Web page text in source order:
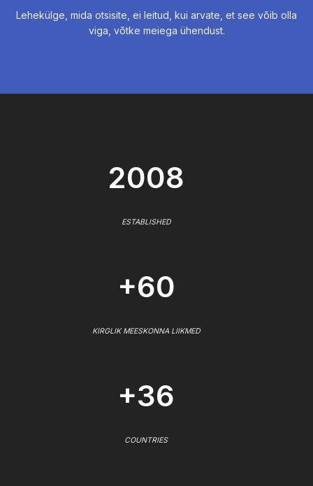
Lehekülge, mida otsisite, ei leitud, kui arvate, et see võib olla
viga, võtke meiega ühendust.
2008
ESTABLISHED
+60
KIRGLIK MEESKONNA LIIKMED
+36
COUNTRIES